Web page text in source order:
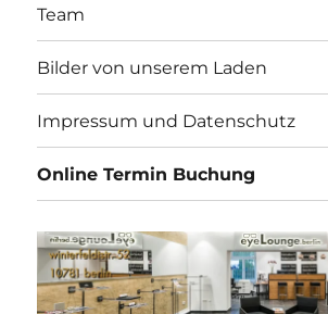
Team
Bilder von unserem Laden
Impressum und Datenschutz
Online Termin Buchung